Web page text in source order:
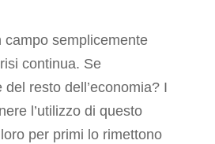
semplicemente
continua. Se
resto dell’economia? I
l’utilizzo di questo
per primi lo rimettono